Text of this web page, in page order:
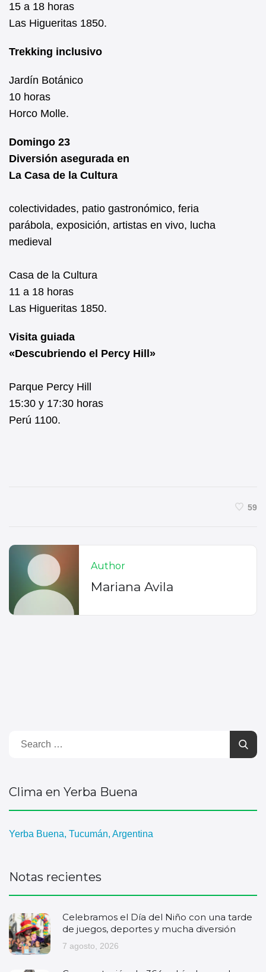
15 a 18 horas
Las Higueritas 1850.
Trekking inclusivo
Jardín Botánico
10 horas
Horco Molle.
Domingo 23
Diversión asegurada en
La Casa de la Cultura
colectividades, patio gastronómico, feria
parábola, exposición, artistas en vivo, lucha
medieval
Casa de la Cultura
11 a 18 horas
Las Higueritas 1850.
Visita guiada
«Descubriendo el Percy Hill»
Parque Percy Hill
15:30 y 17:30 horas
Perú 1100.
59
Author
Mariana Avila
Clima en Yerba Buena
Yerba Buena, Tucumán, Argentina
Notas recientes
Celebramos el Día del Niño con una tarde
de juegos, deportes y mucha diversión
7 agosto, 2026